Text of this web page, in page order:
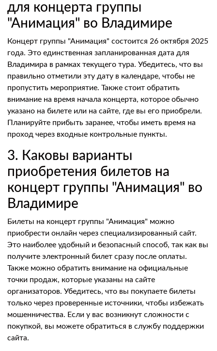
для концерта группы
"Анимация" во Владимире
Концерт группы "Анимация" состоится 26 октября 2025
года. Это единственная запланированная дата для
Владимира в рамках текущего тура. Убедитесь, что вы
правильно отметили эту дату в календаре, чтобы не
пропустить мероприятие. Также стоит обратить
внимание на время начала концерта, которое обычно
указано на билете или на сайте, где вы его приобрели.
Планируйте прибыть заранее, чтобы иметь время на
проход через входные контрольные пункты.
3. Каковы варианты
приобретения билетов на
концерт группы "Анимация" во
Владимире
Билеты на концерт группы "Анимация" можно
приобрести онлайн через специализированный сайт.
Это наиболее удобный и безопасный способ, так как вы
получите электронный билет сразу после оплаты.
Также можно обратить внимание на официальные
точки продаж, которые указаны на сайте
организаторов. Убедитесь, что вы покупаете билеты
только через проверенные источники, чтобы избежать
мошенничества. Если у вас возникнут сложности с
покупкой, вы можете обратиться в службу поддержки
сайта.